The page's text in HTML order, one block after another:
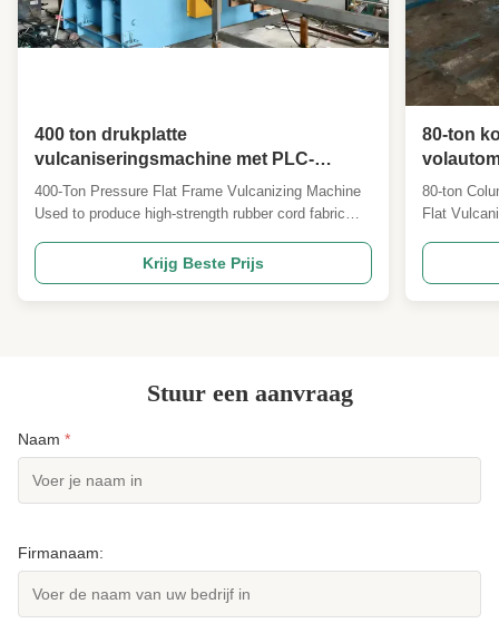
400 ton drukplatte
vulcaniseringsmachine met PLC-
besturing en 200 mm plaatkloof voor
rubber cord fabric sandwich sheets
400-Ton Pressure Flat Frame Vulcanizing Machine
Used to produce high-strength rubber cord fabric
applications. Understanding Rubber Cord Fabric
Sandwich Sheets This is not a simple rubber sheet
but a reinforced composite laminate with a specific
Krijg Beste Prijs
80-ton
80-ton
Flat
machine is
hydraulic
Stuur een aanvraag
Naam *
Firmanaam: